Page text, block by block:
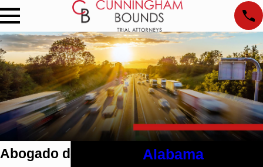
Abogado de
Alabama